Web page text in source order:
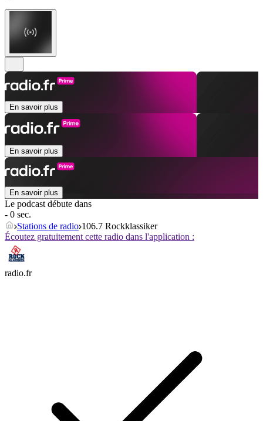
En savoir plus
En savoir plus
En savoir plus
Le podcast débute dans
- 0 sec.
Stations de radio 106.7 Rockklassiker
Écoutez gratuitement cette radio dans l'application :
radio.fr